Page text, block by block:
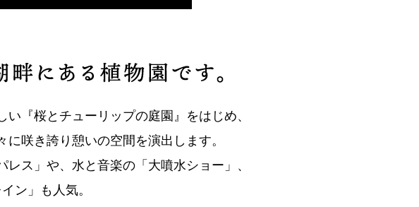
『桜とチューリップの庭園』をはじめ、
咲き誇り憩いの空間を演出します。
ス」や、水と音楽の「大噴水ショー」、
ン」も人気。